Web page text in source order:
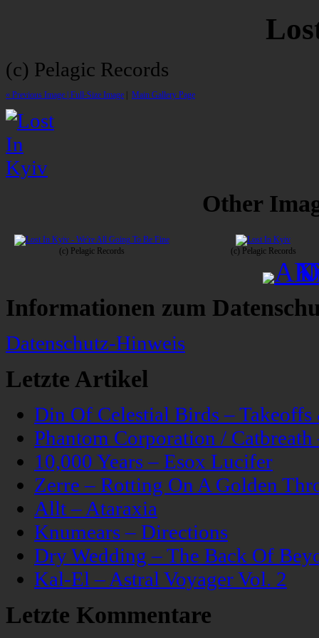
(c) Pelagic Records
« Previous Image | Full-Size Image Main Gallery Page
Other
(c) Pelagic Records (c) Pelagic Records
Informationen zum
Datenschutz-Hinweis
Letzte Artikel
Din Of Celestial Birds –
Phantom Corporation /
10,000 Years – Esox Lucifer
Zerre – Rotting On A Golden
Allt – Ataraxia
Knumears – Directions
Dry Wedding – The Back Of
Kal-El – Astral Voyager Vol. 2
Letzte Kommentare